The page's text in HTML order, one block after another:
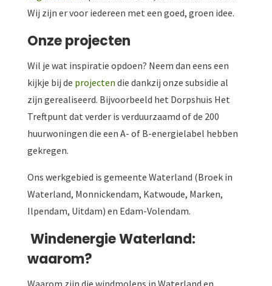
Wij zijn er voor iedereen met een goed, groen idee.
Onze projecten
Wil je wat inspiratie opdoen? Neem dan eens een
kijkje bij de projecten die dankzij onze subsidie al
zijn gerealiseerd. Bijvoorbeeld het Dorpshuis Het
Treftpunt dat verder is verduurzaamd of de 200
huurwoningen die een A- of B-energielabel hebben
gekregen.
Ons werkgebied is gemeente Waterland (Broek in
Waterland, Monnickendam, Katwoude, Marken,
Ilpendam, Uitdam) en Edam-Volendam.
Windenergie Waterland:
waarom?
Waarom zijn die windmolens in Waterland en